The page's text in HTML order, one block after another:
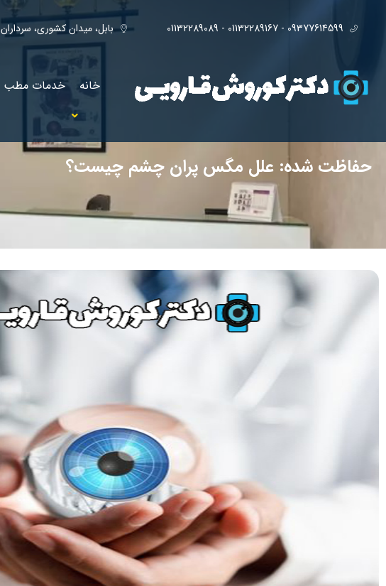
09377614599 - 01132289167 - 01132289089 بابل، ميدان كشوري، سرداران ٢ ، ساختمان پزشكان روجين، طبقه ٤
خانه خدمات مطب
حفاظت شده: علل مگس پران چشم چیست؟